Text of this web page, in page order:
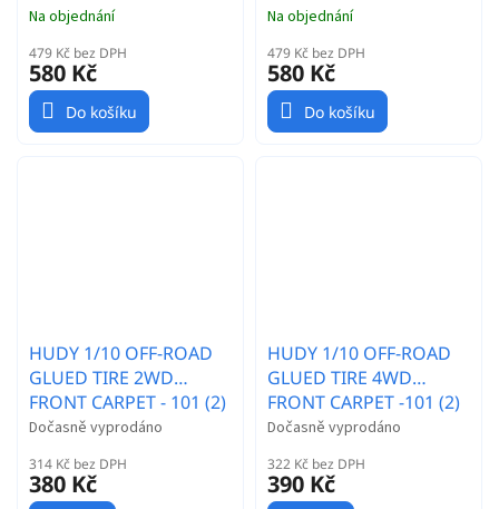
SOFT (2)
Na objednání
479 Kč bez DPH
580 Kč
Do košíku
SOFT (2)
Na objednání
479 Kč bez DPH
580 Kč
Do košíku
HUDY 1/10 OFF-ROAD
GLUED TIRE 2WD
FRONT CARPET - 101 (2)
Dočasně vyprodáno
314 Kč bez DPH
380 Kč
HUDY 1/10 OFF-ROAD
GLUED TIRE 4WD
FRONT CARPET -101 (2)
Dočasně vyprodáno
322 Kč bez DPH
390 Kč